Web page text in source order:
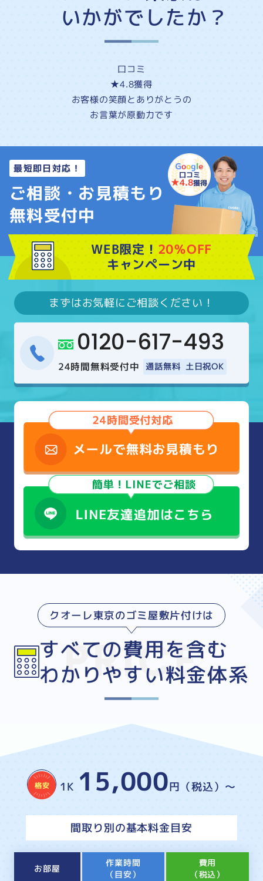
いかがでしたか？
口コミ
★4.8獲得
お客様の笑顔とありがとうの
お言葉が原動力です
最短即日対応！
ご相談・お見積もり
無料受付中
口コミ
★4.8獲得
WEB限定！ 20％OFF
キャンペーン中
まずはお気軽にご相談ください！
0120-617-493
24時間無料受付中 通話無料 土日祝OK
クオーレ東京のゴミ屋敷片付けは
すべての費用を含む
わかりやすい料金体系
1K 15,000円（税込）～
間取り別の基本料金目安
お部屋
作業時間
（目安）
費用
（税込）